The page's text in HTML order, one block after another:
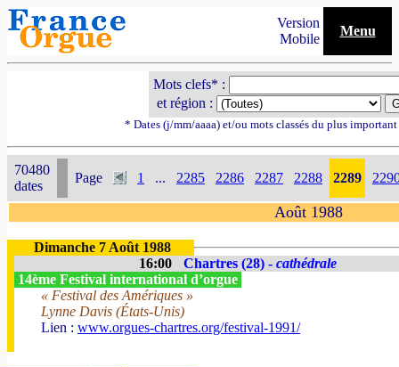
Version
Mobile
Menu
Mots clefs* :
et région :
* Dates (j/mm/aaaa) et/ou mots classés du plus
70480
dates
Page 1 ... 2285 2286 2287 2288 2289
Août 1988
Dimanche 7 Août 1988
16:00
Chartres (28) - cathédrale
14ème Festival international d’orgue
« Festival des Amériques »
Lynne Davis (États-Unis)
Lien : www.orgues-chartres.org/festival-1991/